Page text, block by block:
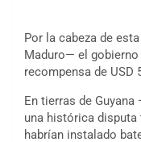
Por la cabeza de
Maduro— el gobierno
recompensa de USD
En tierras de
una histórica
habrían instalado